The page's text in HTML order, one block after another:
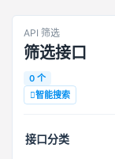
API 筛选
筛选接口
0 个
智能搜索
接口分类